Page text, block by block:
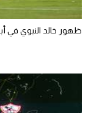
ظهور خالد النبوي في